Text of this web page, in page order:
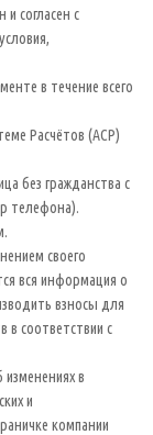
согласен с
в течение всего
Расчётов (АСР)
без гражданства с
телефона).
своего
вся информация о
взносы для
в соответствии с
в
и
компании